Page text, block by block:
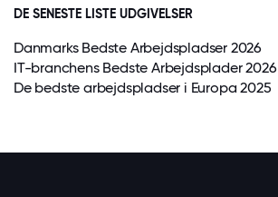
DE SENESTE LISTE UDGIVELSER
Danmarks Bedste Arbejdspladser 2026
IT-branchens Bedste Arbejdsplader 2026
De bedste arbejdspladser i Europa 2025